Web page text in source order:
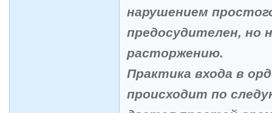
нарушением
предосудителен, но
расторжению.
Практика входа в
происходит по